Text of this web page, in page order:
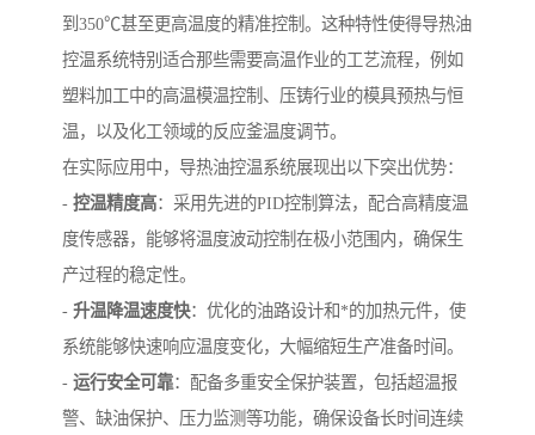
到350℃甚至更高温度的精准控制。这种特性使得导热油
控温系统特别适合那些需要高温作业的工艺流程，例如
塑料加工中的高温模温控制、压铸行业的模具预热与恒
温，以及化工领域的反应釜温度调节。
在实际应用中，导热油控温系统展现出以下突出优势：
- 控温精度高：采用先进的PID控制算法，配合高精度温
度传感器，能够将温度波动控制在极小范围内，确保生
产过程的稳定性。
- 升温降温速度快：优化的油路设计和*的加热元件，使
系统能够快速响应温度变化，大幅缩短生产准备时间。
- 运行安全可靠：配备多重安全保护装置，包括超温报
警、缺油保护、压力监测等功能，确保设备长时间连续